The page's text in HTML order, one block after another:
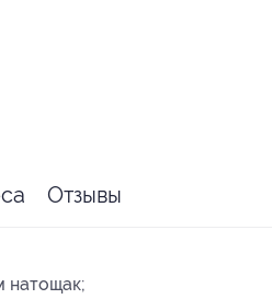
Отзывы
натощак;